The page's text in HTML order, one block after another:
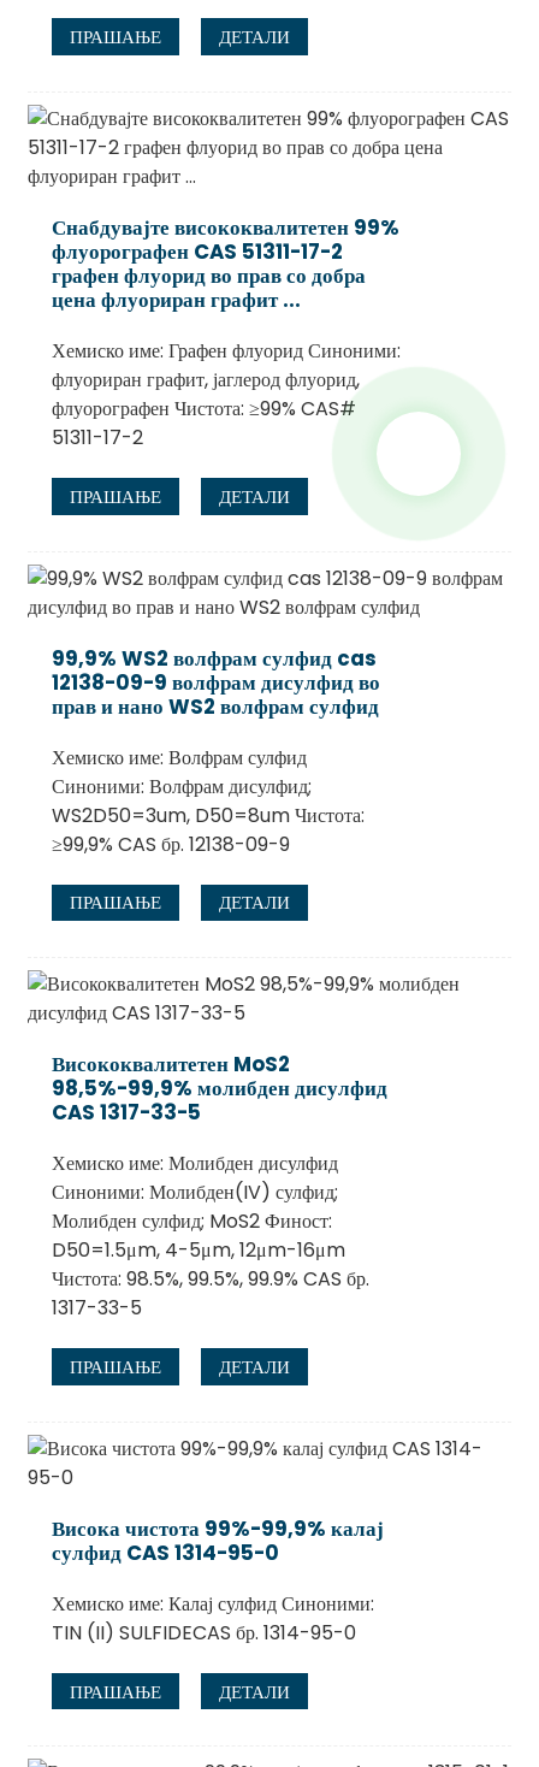
ПРАШАЊЕ ДЕТАЛИ
Снабдувајте висококвалитетен 99%
флуорографен CAS 51311-17-2
графен флуорид во прав со добра
цена флуориран графит ...
Хемиско име: Графен флуорид Синоними:
флуориран графит, јаглерод флуорид,
флуорографен Чистота: ≥99% CAS#
51311-17-2
ПРАШАЊЕ ДЕТАЛИ
99,9% WS2 волфрам сулфид cas
12138-09-9 волфрам дисулфид во
прав и нано WS2 волфрам сулфид
Хемиско име: Волфрам сулфид
Синоними: Волфрам дисулфид;
WS2D50=3um, D50=8um Чистота:
≥99,9% CAS бр. 12138-09-9
ПРАШАЊЕ ДЕТАЛИ
Висококвалитетен MoS2
98,5%-99,9% молибден дисулфид
CAS 1317-33-5
Хемиско име: Молибден дисулфид
Синоними: Молибден(IV) сулфид;
Молибден сулфид; MoS2 Финост:
D50=1.5μm, 4-5μm, 12μm-16μm
Чистота: 98.5%, 99.5%, 99.9% CAS бр.
1317-33-5
ПРАШАЊЕ ДЕТАЛИ
Висока чистота 99%-99,9% калај
сулфид CAS 1314-95-0
Хемиско име: Калај сулфид Синоними:
TIN (II) SULFIDECAS бр. 1314-95-0
ПРАШАЊЕ ДЕТАЛИ